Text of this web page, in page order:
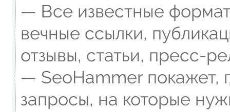
— Все известные
вечные ссылки,
отзывы, статьи, пресс-
— SeoHammer покажет,
запросы, на которые